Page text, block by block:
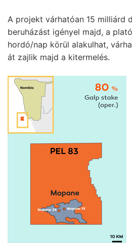
A projekt várhatóan 15 milliárd
beruházást igényel majd, a
hordó/nap körül alakulhat,
át zajlik majd a kitermelés.